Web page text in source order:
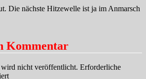
Die nächste Hitzewelle ist ja im Anmarsch
Kommentar
nicht veröffentlicht. Erforderliche